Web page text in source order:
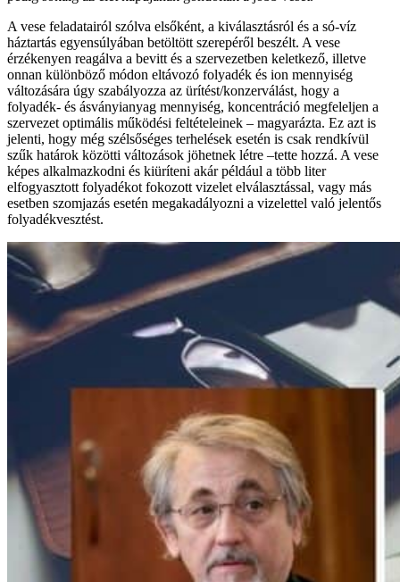
A vese feladatairól szólva elsőként, a kiválasztásról és a só-víz
háztartás egyensúlyában betöltött szerepéről beszélt. A vese
érzékenyen reagálva a bevitt és a szervezetben keletkező, illetve
onnan különböző módon eltávozó folyadék és ion mennyiség
változására úgy szabályozza az ürítést/konzerválást, hogy a
folyadék- és ásványianyag mennyiség, koncentráció megfeleljen a
szervezet optimális működési feltételeinek – magyarázta. Ez azt is
jelenti, hogy még szélsőséges terhelések esetén is csak rendkívül
szűk határok közötti változások jöhetnek létre –tette hozzá. A vese
képes alkalmazkodni és kiüríteni akár például a több liter
elfogyasztott folyadékot fokozott vizelet elválasztással, vagy más
esetben szomjazás esetén megakadályozni a vizelettel való jelentős
folyadékvesztést.